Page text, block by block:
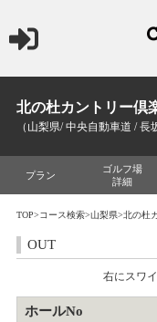
北の杜カントリー倶
（山梨県/ 中央自動車道 / 長
プラン
ゴルフ場
詳細
TOP>コース検索>山梨県>北の杜
OUT
右にスワ
ホールNo